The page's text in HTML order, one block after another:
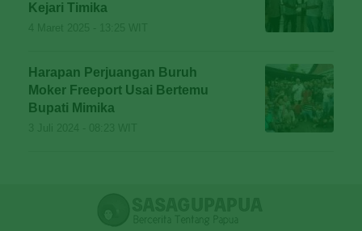
Kejari Timika
Harapan Perjuangan Buruh
Moker Freeport Usai Bertemu
Bupati Mimika